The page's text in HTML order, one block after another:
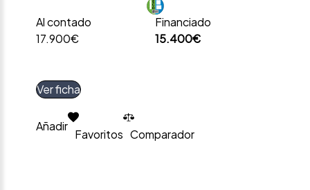
Al contado
17.900€
Financiado
15.400€
Ver ficha
Añadir
Favoritos Comparador